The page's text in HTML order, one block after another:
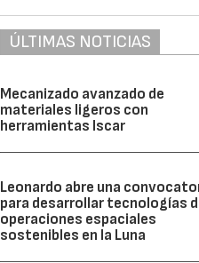
ÚLTIMAS NOTICIAS
Mecanizado avanzado de
materiales ligeros con
herramientas Iscar
Leonardo abre una
para desarrollar tecnologías
operaciones espaciales
sostenibles en la Luna